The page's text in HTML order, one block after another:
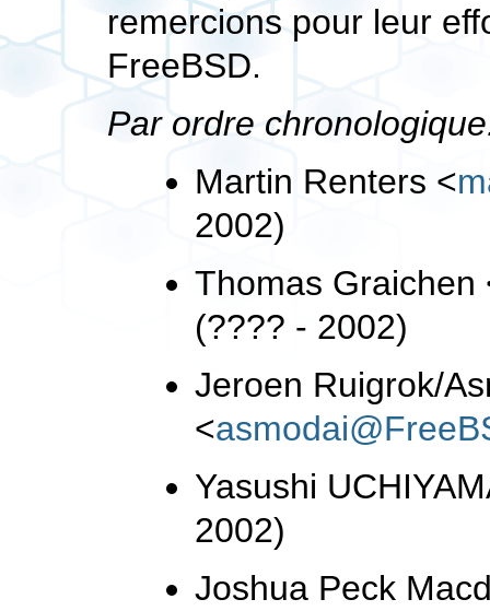
remercions pour leur
FreeBSD.
Par ordre
Martin Renters <
2002)
Thomas Graichen
(???? - 2002)
Jeroen Ruigrok/
<
Yasushi
2002)
Joshua Peck